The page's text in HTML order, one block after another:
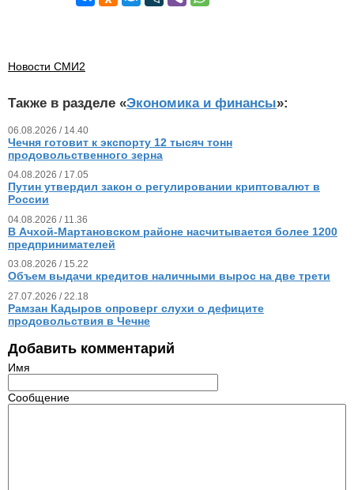
Новости СМИ2
Также в разделе «Экономика и финансы»:
06.08.2026 / 14.40
Чечня готовит к экспорту 12 тысяч тонн
продовольственного зерна
04.08.2026 / 17.05
Путин утвердил закон о регулировании криптовалют в
России
04.08.2026 / 11.36
В Ачхой-Мартановском районе насчитывается более 1200
предпринимателей
03.08.2026 / 15.22
Объем выдачи кредитов наличными вырос на две трети
27.07.2026 / 22.18
Рамзан Кадыров опроверг слухи о дефиците
продовольствия в Чечне
Добавить комментарий
Имя
Сообщение